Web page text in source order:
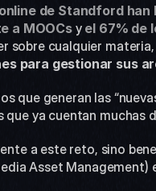
de Standford
a MOOCs y el 67% de
sobre cualquier
para gestionar sus
que generan las
ya cuentan muchas
a este reto, sino
Asset Management)